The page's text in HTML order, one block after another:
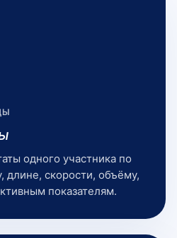
одного участника по
длине, скорости, объёму,
показателям.